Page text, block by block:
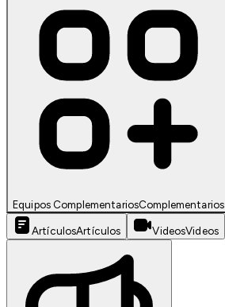
Equipos ComplementariosComplementarios
ArtículosArtículos VideosVideos